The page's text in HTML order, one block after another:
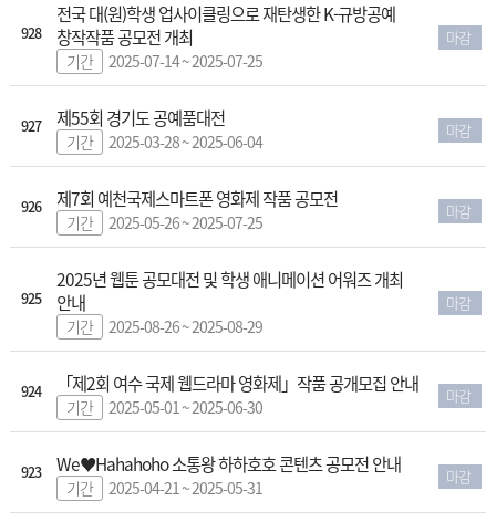
928
전국 대(원)학생 업사이클링으로 재탄생한 K-규방공예
창작작품 공모전 개최
기간 2025-07-14 ~ 2025-07-25
마감
927 제55회 경기도 공예품대전
기간 2025-03-28 ~ 2025-06-04
마감
926 제7회 예천국제스마트폰 영화제 작품 공모전
기간 2025-05-26 ~ 2025-07-25
마감
925
2025년 웹툰 공모대전 및 학생 애니메이션 어워즈 개최
안내
기간 2025-08-26 ~ 2025-08-29
마감
924 「제2회 여수 국제 웹드라마 영화제」작품 공개모집 안내
기간 2025-05-01 ~ 2025-06-30
마감
923 We♥Hahahoho 소통왕 하하호호 콘텐츠 공모전 안내
기간 2025-04-21 ~ 2025-05-31
마감